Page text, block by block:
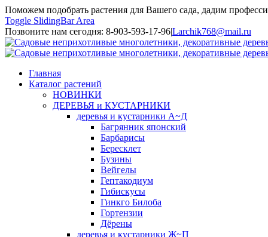
Поможем подобрать растения для Вашего сада, дадим
Toggle SlidingBar Area
Позвоните нам сегодня: 8-903-593-17-96|Larchik768@mail.ru
Главная
Каталог растений
НОВИНКИ
ДЕРЕВЬЯ и КУСТАРНИКИ
деревья и кустарники А~Д
Багрянник японский
Барбарисы
Бересклет
Бузины
Вейгелы
Гептакодиум
Гибискусы
Гинкго Билоба
Гортензии
Дёрены
деревья и кустарники Ж~П